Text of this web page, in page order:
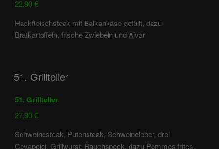
22,90 €
Hackfleischsteak mit Balkankäse gefüllt, dazu
Bratkartoffeln, frische Zwiebeln und Ajvar
51. Grillteller
51. Grillteller
27,90 €
Schweinesteak, Putensteak, Schweineleber, drei
Cevapcici, Grillwurst, Bauchspeck, dazu Pommes frites,